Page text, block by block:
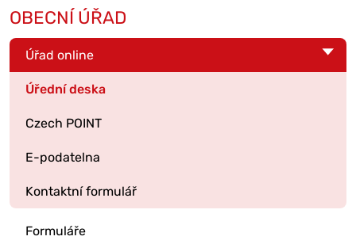
OBECNÍ ÚŘAD
Úřad online
Úřední deska
Czech POINT
E-podatelna
Kontaktní formulář
Formuláře